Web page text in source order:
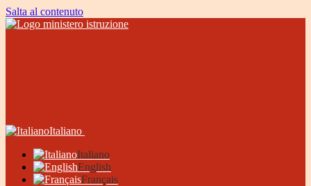
Salta al contenuto
Italiano
Italiano
English
Français